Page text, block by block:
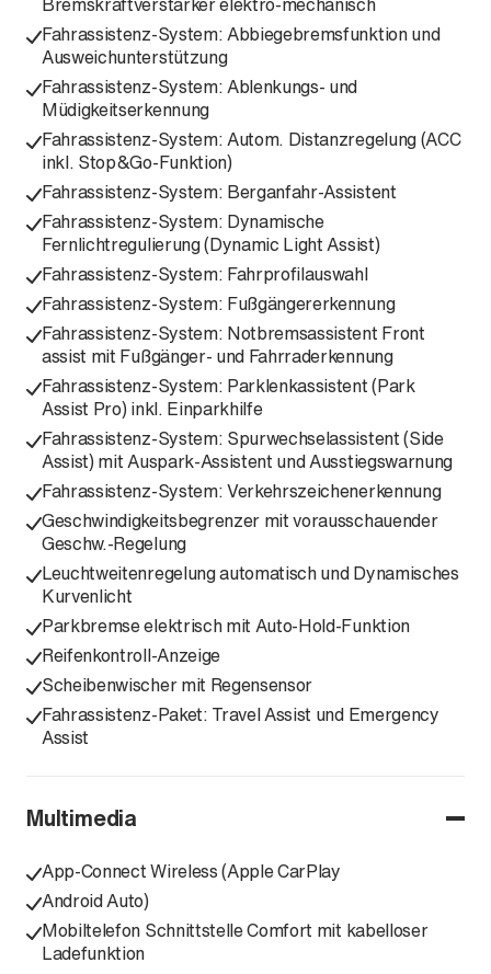
Fahrassistenz-System: Abbiegebremsfunktion und
Ausweichunterstützung
Fahrassistenz-System: Ablenkungs- und
Müdigkeitserkennung
Fahrassistenz-System: Autom. Distanzregelung (ACC
inkl. Stop&Go-Funktion)
Fahrassistenz-System: Berganfahr-Assistent
Fahrassistenz-System: Dynamische
Fernlichtregulierung (Dynamic Light Assist)
Fahrassistenz-System: Fahrprofilauswahl
Fahrassistenz-System: Fußgängererkennung
Fahrassistenz-System: Notbremsassistent Front
assist mit Fußgänger- und Fahrraderkennung
Fahrassistenz-System: Parklenkassistent (Park
Assist Pro) inkl. Einparkhilfe
Fahrassistenz-System: Spurwechselassistent (Side
Assist) mit Auspark-Assistent und Ausstiegswarnung
Fahrassistenz-System: Verkehrszeichenerkennung
Geschwindigkeitsbegrenzer mit vorausschauender
Geschw.-Regelung
Leuchtweitenregelung automatisch und Dynamisches
Kurvenlicht
Parkbremse elektrisch mit Auto-Hold-Funktion
Reifenkontroll-Anzeige
Scheibenwischer mit Regensensor
Fahrassistenz-Paket: Travel Assist und Emergency
Assist
Multimedia
App-Connect Wireless (Apple CarPlay
Android Auto)
Mobiltelefon Schnittstelle Comfort mit kabelloser
Ladefunktion